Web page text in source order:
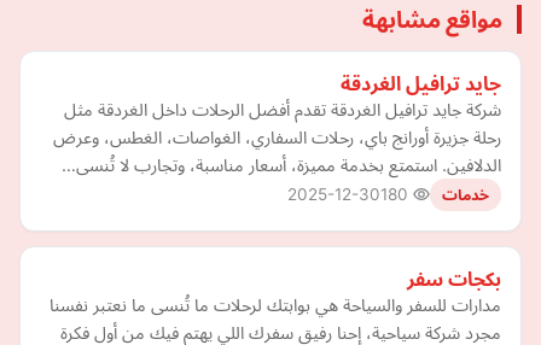
مواقع مشابهة
جايد ترافيل الغردقة
شركة جايد ترافيل الغردقة تقدم أفضل الرحلات داخل الغردقة مثل
رحلة جزيرة أورانج باي، رحلات السفاري، الغواصات، الغطس، وعرض
الدلافين. استمتع بخدمة مميزة، أسعار مناسبة، وتجارب لا تُنسى…
خدمات 2025-12-30
بكجات سفر
مدارات للسفر والسياحة هي بوابتك لرحلات ما تُنسى ما نعتبر نفسنا
مجرد شركة سياحية، إحنا رفيق سفرك اللي يهتم فيك من أول فكرة